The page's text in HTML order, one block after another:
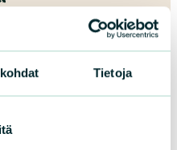
Tietoja